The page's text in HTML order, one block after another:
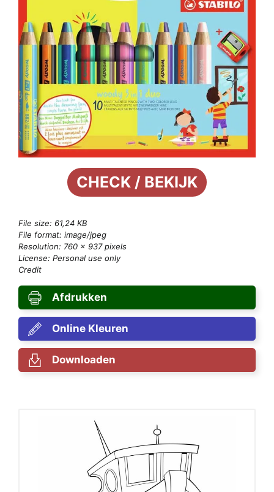
CHECK / BEKIJK
File size: 61,24 KB
File format: image/jpeg
Resolution: 760 × 937 pixels
License: Personal use only
Credit
Afdrukken
Online Kleuren
Downloaden